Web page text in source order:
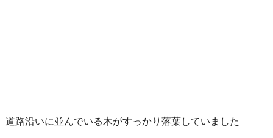
道路沿いに並んでいる木がすっかり落葉していました